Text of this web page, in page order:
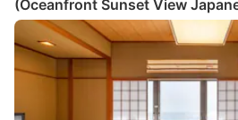
(Oceanfront Sunset View
Room)